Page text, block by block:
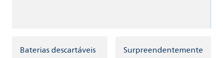
Baterias descartáveis
Surpreendentemente